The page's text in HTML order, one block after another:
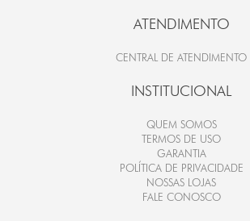
ATENDIMENTO
CENTRAL DE ATENDIMENTO
INSTITUCIONAL
QUEM SOMOS
TERMOS DE USO
GARANTIA
POLÍTICA DE PRIVACIDADE
NOSSAS LOJAS
FALE CONOSCO